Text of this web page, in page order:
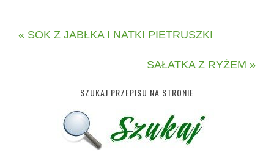
« SOK Z JABŁKA I NATKI PIETRUSZKI
SAŁATKA Z RYŻEM »
SZUKAJ PRZEPISU NA STRONIE